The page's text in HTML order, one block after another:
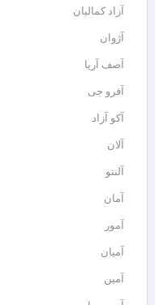
آزاد کمالیان
آژوان
آصف آریا
آفرو جی
آکو آزاد
آلان
آلنتو
آمان
آمور
آمیان
آمین